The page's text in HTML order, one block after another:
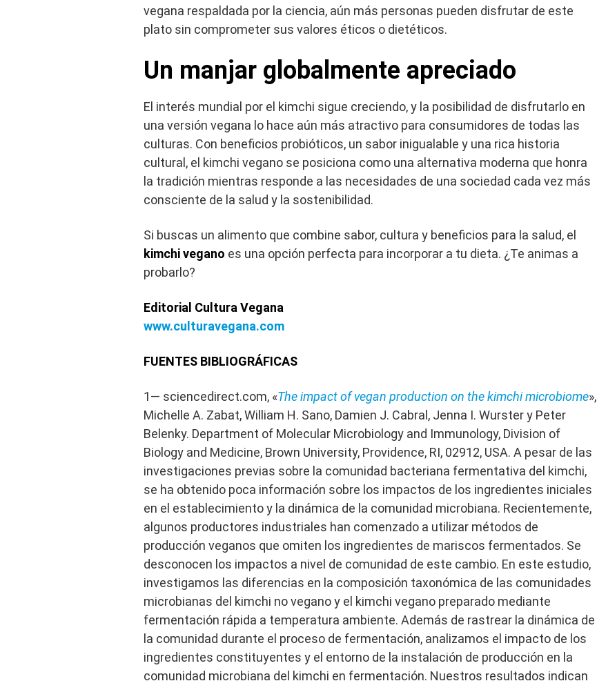
vegana respaldada por la ciencia, aún más personas pueden disfrutar de este
plato sin comprometer sus valores éticos o dietéticos.
Un manjar globalmente apreciado
El interés mundial por el kimchi sigue creciendo, y la posibilidad de disfrutarlo en
una versión vegana lo hace aún más atractivo para consumidores de todas las
culturas. Con beneficios probióticos, un sabor inigualable y una rica historia
cultural, el kimchi vegano se posiciona como una alternativa moderna que honra
la tradición mientras responde a las necesidades de una sociedad cada vez más
consciente de la salud y la sostenibilidad.
Si buscas un alimento que combine sabor, cultura y beneficios para la salud, el
kimchi vegano es una opción perfecta para incorporar a tu dieta. ¿Te animas a
probarlo?
Editorial Cultura Vegana
www.culturavegana.com
FUENTES BIBLIOGRÁFICAS
1— sciencedirect.com, «The impact of vegan production on the kimchi microbiome»,
Michelle A. Zabat, William H. Sano, Damien J. Cabral, Jenna I. Wurster y Peter
Belenky. Department of Molecular Microbiology and Immunology, Division of
Biology and Medicine, Brown University, Providence, RI, 02912, USA. A pesar de las
investigaciones previas sobre la comunidad bacteriana fermentativa del kimchi,
se ha obtenido poca información sobre los impactos de los ingredientes iniciales
en el establecimiento y la dinámica de la comunidad microbiana. Recientemente,
algunos productores industriales han comenzado a utilizar métodos de
producción veganos que omiten los ingredientes de mariscos fermentados. Se
desconocen los impactos a nivel de comunidad de este cambio. En este estudio,
investigamos las diferencias en la composición taxonómica de las comunidades
microbianas del kimchi no vegano y el kimchi vegano preparado mediante
fermentación rápida a temperatura ambiente. Además de rastrear la dinámica de
la comunidad durante el proceso de fermentación, analizamos el impacto de los
ingredientes constituyentes y el entorno de la instalación de producción en la
comunidad microbiana del kimchi en fermentación. Nuestros resultados indican